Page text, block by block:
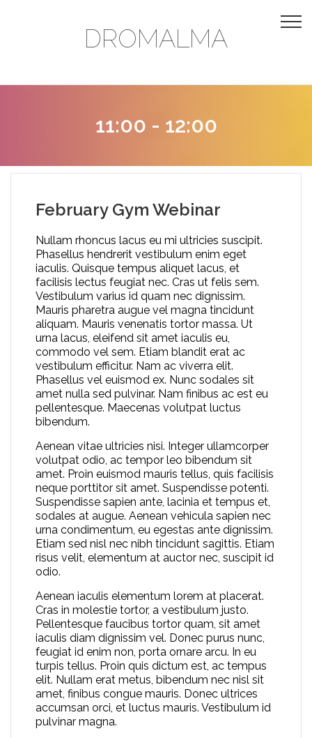
DROMALMA
11:00 - 12:00
February Gym Webinar
Nullam rhoncus lacus eu mi ultricies suscipit.
Phasellus hendrerit vestibulum enim eget
iaculis. Quisque tempus aliquet lacus, et
facilisis lectus feugiat nec. Cras ut felis sem.
Vestibulum varius id quam nec dignissim.
Mauris pharetra augue vel magna tincidunt
aliquam. Mauris venenatis tortor massa. Ut
urna lacus, eleifend sit amet iaculis eu,
commodo vel sem. Etiam blandit erat ac
vestibulum efficitur. Nam ac viverra elit.
Phasellus vel euismod ex. Nunc sodales sit
amet nulla sed pulvinar. Nam finibus ac est eu
pellentesque. Maecenas volutpat luctus
bibendum.
Aenean vitae ultricies nisi. Integer ullamcorper
volutpat odio, ac tempor leo bibendum sit
amet. Proin euismod mauris tellus, quis facilisis
neque porttitor sit amet. Suspendisse potenti.
Suspendisse sapien ante, lacinia et tempus et,
sodales at augue. Aenean vehicula sapien nec
urna condimentum, eu egestas ante dignissim.
Etiam sed nisl nec nibh tincidunt sagittis. Etiam
risus velit, elementum at auctor nec, suscipit id
odio.
Aenean iaculis elementum lorem at placerat.
Cras in molestie tortor, a vestibulum justo.
Pellentesque faucibus tortor quam, sit amet
iaculis diam dignissim vel. Donec purus nunc,
feugiat id enim non, porta ornare arcu. In eu
turpis tellus. Proin quis dictum est, ac tempus
elit. Nullam erat metus, bibendum nec nisl sit
amet, finibus congue mauris. Donec ultrices
accumsan orci, et luctus mauris. Vestibulum id
pulvinar magna.